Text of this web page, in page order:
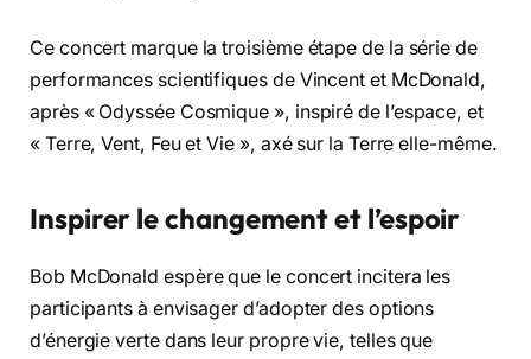
Ce concert marque la troisième étape de la série de
performances scientifiques de Vincent et McDonald,
après « Odyssée Cosmique », inspiré de l’espace, et
« Terre, Vent, Feu et Vie », axé sur la Terre elle-même.
Inspirer le changement et l’espoir
Bob McDonald espère que le concert incitera les
participants à envisager d’adopter des options
d’énergie verte dans leur propre vie, telles que